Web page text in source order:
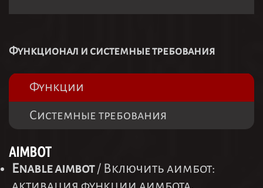
Функционал и системные требования
Функции
Системные требования
AIMBOT
Enable aimbot/ Включить аимбот: